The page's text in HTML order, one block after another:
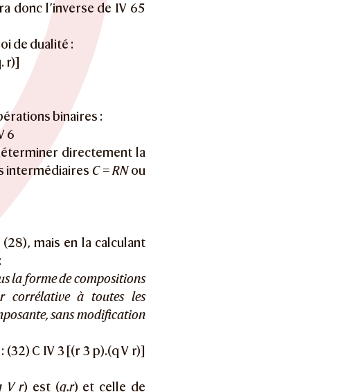
donc l’inverse de IV 65
de dualité :
r)]
binaires :
6
directement la
intermédiaires C = RNou
mais en la calculant
la forme de compositions
corrélative à toutes les
sans modification
C IV 3 [(r 3 p).(q V r)]
V r) est (q.r) et celle de